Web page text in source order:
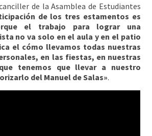
de la Asamblea de Estudiantes
de los tres estamentos es
el trabajo para lograr una
no va solo en el aula y en el patio
el cómo llevamos todas nuestras
en las fiestas, en nuestras
tenemos que llevar a nuestro
del Manuel de Salas».